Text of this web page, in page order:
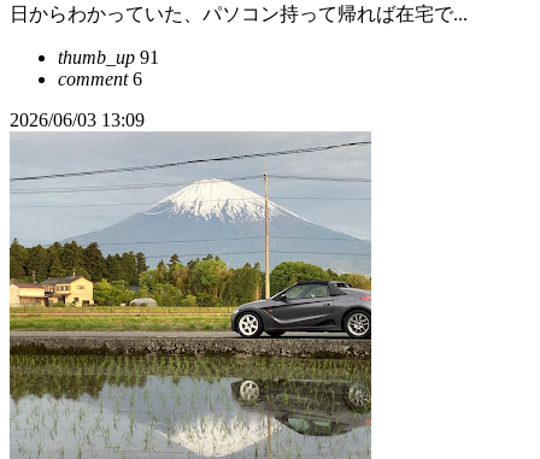
日からわかっていた、パソコン持って帰れば在宅で...
thumb_up 91
comment6
2026/06/03 13:09